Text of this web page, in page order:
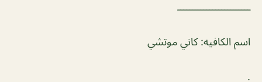
ـــــــــــــــــــــــــ
اسم الكافيه: كاني موتشي
.